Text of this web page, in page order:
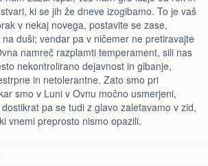
ki se jih že dneve izogibamo. To je vaš
v nekaj novega, postavite se zase,
duši; vendar pa v ničemer ne pretiravajte
namreč razplamti temperament, sili nas
nekontrolirano dejavnost in gibanje,
in netolerantne. Zato smo pri
smo v Luni v Ovnu močno usmerjeni,
pa se tudi z glavo zaletavamo v zid,
vnemi preprosto nismo opazili.